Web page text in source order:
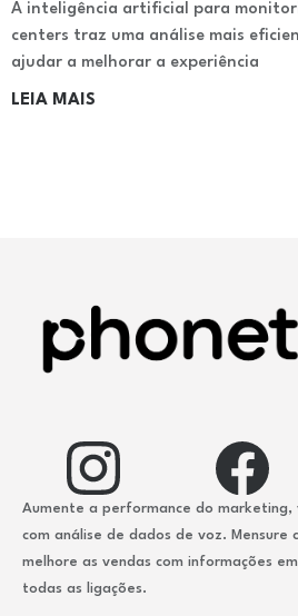
A inteligência artificial para
centers traz uma análise mais
ajudar a melhorar a experiência
LEIA MAIS
Aumente a performance do marketing,
com análise de dados de voz. Mensure
melhore as vendas com informações
todas as ligações.